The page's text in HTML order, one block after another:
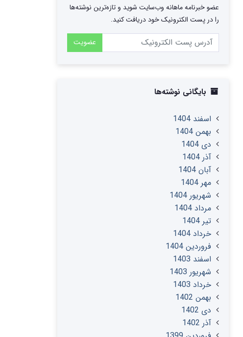
عضو خبرنامه ماهانه وب‌سایت شوید و تازه‌ترین نوشته‌ها
را در پست الکترونیک خود دریافت کنید.
عضویت
بایگانی نوشته‌ها
اسفند 1404
بهمن 1404
دی 1404
آذر 1404
آبان 1404
مهر 1404
شهریور 1404
مرداد 1404
تير 1404
خرداد 1404
فروردین 1404
اسفند 1403
شهریور 1403
خرداد 1403
بهمن 1402
دی 1402
آذر 1402